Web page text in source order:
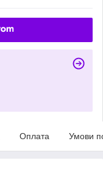
Оплата Умови